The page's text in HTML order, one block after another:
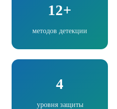
12+
методов детекции
4
уровня защиты